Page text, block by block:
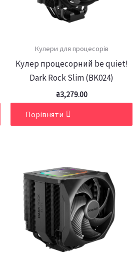
Кулери для процесорів
Кулер процесорний be quiet!
Dark Rock Slim (BK024)
₴3,279.00
Порівняти